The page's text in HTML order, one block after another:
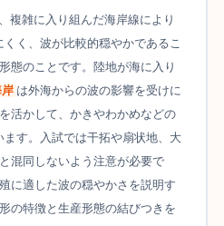
複雑に入り組んだ海岸線により
く、波が比較的穏やかであるこ
態のことです。陸地が海に入り
岸 は外海からの波の影響を受けに
活かして、かきやわかめなどの
す。入試では干拓や扇状地、大
混同しないよう注意が必要で
に適した波の穏やかさを説明す
の特徴と生産形態の結びつきを